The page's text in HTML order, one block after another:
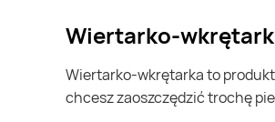
wiertarko-
wiertarko-wkrętarka to produkt, który jest bardzo popularny w Polsce i na całym świecie. Często możesz go kupić w Groszek. Jeśli chcesz kupić wiertarko-wkrętarka i
chcesz zaoszczędzić trochę